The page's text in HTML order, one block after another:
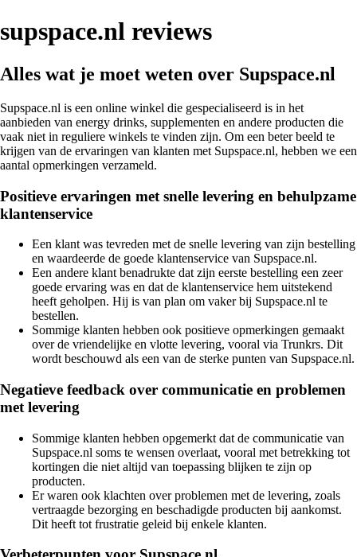
supspace.nl reviews
Alles wat je moet weten over Supspace.nl
Supspace.nl is een online winkel die gespecialiseerd is in het
aanbieden van energy drinks, supplementen en andere producten die
vaak niet in reguliere winkels te vinden zijn. Om een beter beeld te
krijgen van de ervaringen van klanten met Supspace.nl, hebben we een
aantal opmerkingen verzameld.
Positieve ervaringen met snelle levering en behulpzame
klantenservice
Een klant was tevreden met de snelle levering van zijn bestelling
en waardeerde de goede klantenservice van Supspace.nl.
Een andere klant benadrukte dat zijn eerste bestelling een zeer
goede ervaring was en dat de klantenservice hem uitstekend
heeft geholpen. Hij is van plan om vaker bij Supspace.nl te
bestellen.
Sommige klanten hebben ook positieve opmerkingen gemaakt
over de vriendelijke en vlotte levering, vooral via Trunkrs. Dit
wordt beschouwd als een van de sterke punten van Supspace.nl.
Negatieve feedback over communicatie en problemen
met levering
Sommige klanten hebben opgemerkt dat de communicatie van
Supspace.nl soms te wensen overlaat, vooral met betrekking tot
kortingen die niet altijd van toepassing blijken te zijn op
producten.
Er waren ook klachten over problemen met de levering, zoals
vertraagde bezorging en beschadigde producten bij aankomst.
Dit heeft tot frustratie geleid bij enkele klanten.